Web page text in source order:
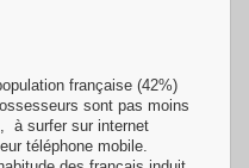
française (42%)
sont pas moins
à surfer sur internet
téléphone mobile.